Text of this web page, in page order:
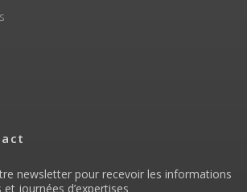
newsletter pour recevoir les informations
journées d’expertises